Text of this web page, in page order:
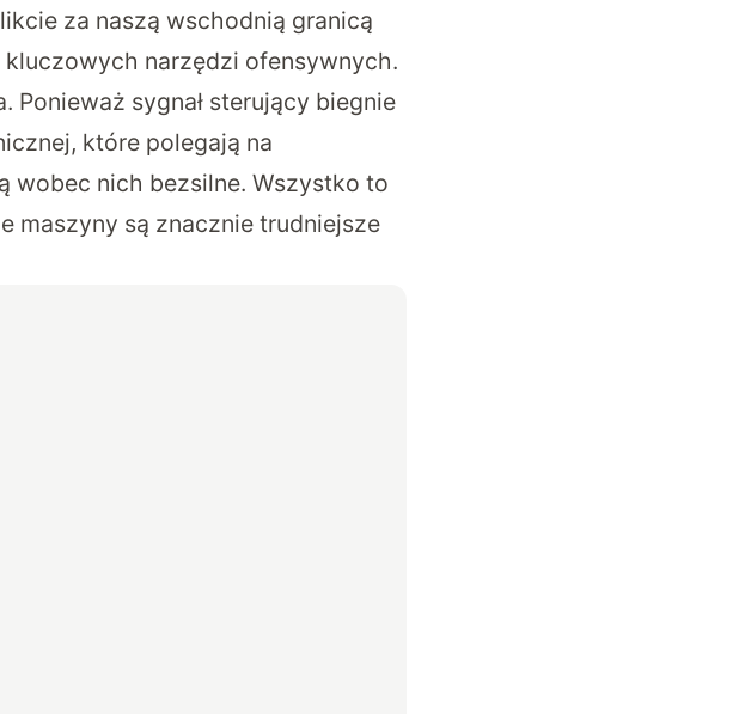
za naszą wschodnią granicą
kluczowych narzędzi ofensywnych.
Ponieważ sygnał sterujący biegnie
które polegają na
wobec nich bezsilne. Wszystko to
maszyny są znacznie trudniejsze